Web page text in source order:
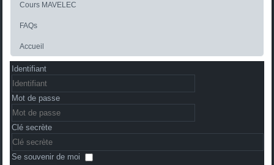
Cours MAVELEC
FAQs
Accueil
Identifiant
Mot de passe
Clé secrète
Se souvenir de moi